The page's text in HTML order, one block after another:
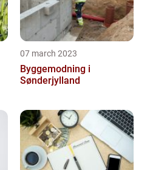
07 march 2023
Byggemodning i
Sønderjylland